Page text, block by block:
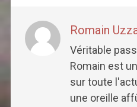
Romain
Véritable
Romain est
sur toute
une oreille